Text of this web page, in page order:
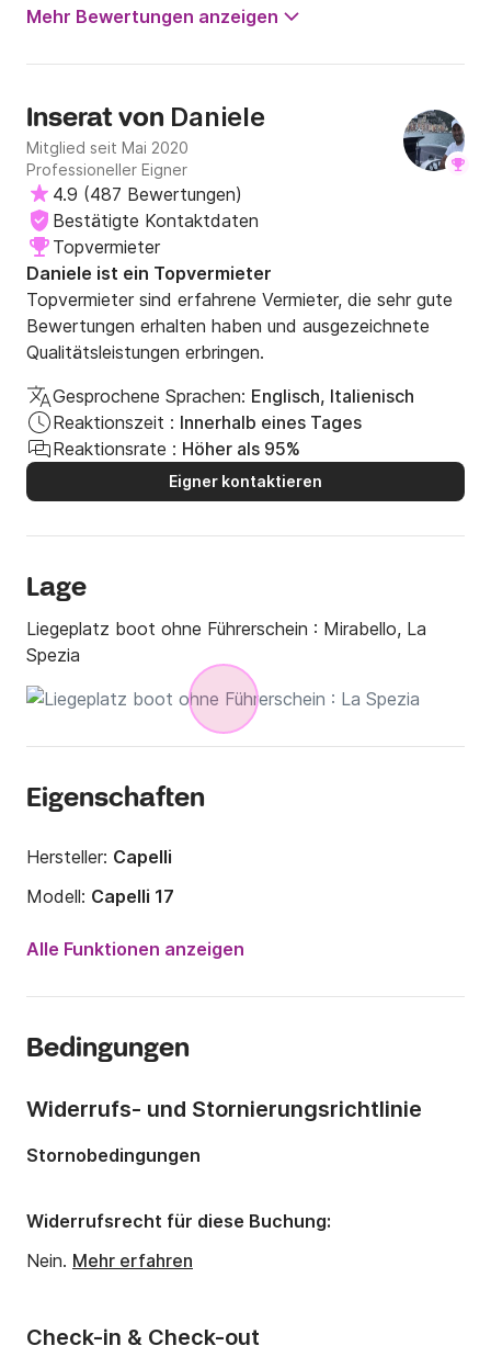
Mehr Bewertungen anzeigen
Inserat von Daniele
Mitglied seit Mai 2020
Professioneller Eigner
4.9 (487 Bewertungen)
Bestätigte Kontaktdaten
Topvermieter
Daniele ist ein Topvermieter
Topvermieter sind erfahrene Vermieter, die sehr gute
Bewertungen erhalten haben und ausgezeichnete
Qualitätsleistungen erbringen.
Gesprochene Sprachen: Englisch, Italienisch
Reaktionszeit : Innerhalb eines Tages
Reaktionsrate : Höher als 95%
Eigner kontaktieren
Lage
Liegeplatz boot ohne Führerschein : Mirabello, La
Spezia
Eigenschaften
Hersteller: Capelli
Modell: Capelli 17
Anzahl Plätze an Bord:
Alle Funktionen anzeigen
Bedingungen
Check-in & Check-out
Widerrufs- und Stornierungsrichtlinie
Stornobedingungen
Widerrufsrecht für diese Buchung:
Nein. Mehr erfahren